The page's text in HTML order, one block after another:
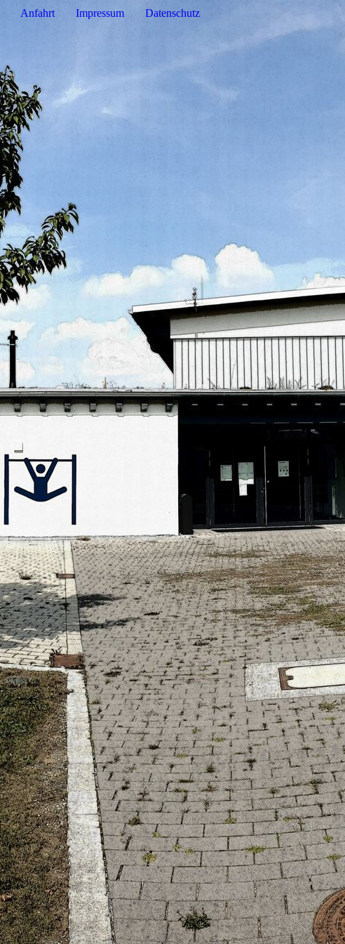
Anfahrt Impressum Datenschutz